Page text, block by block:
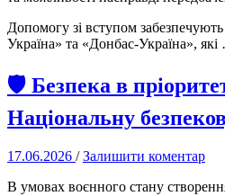
Допомогу зі вступом
Україна» та «Донбас-Україна»,
🛡️ Безпека в
Національну
17.06.2026 /Залишити коментар
В умовах воєнного стану